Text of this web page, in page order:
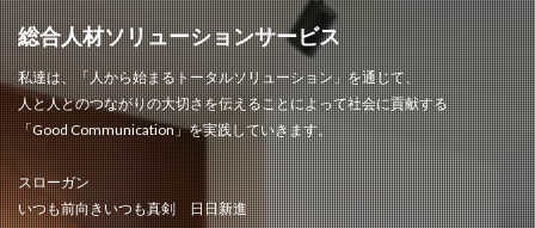
総合人材ソリューションサービス
私達は、「人から始まるトータルソリューション」を通じて、
人と人とのつながりの大切さを伝えることによって社会に貢献する
「Good Communication」を実践していきます。
スローガン
いつも前向きいつも真剣 日日新進